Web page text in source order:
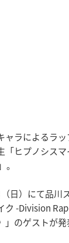
ャラによるラ
「ヒプノシス
日）にて品川
-Division
のゲストが発